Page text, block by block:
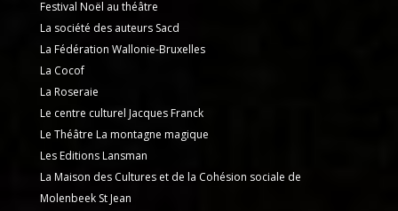
Festival Noël au théâtre
La société des auteurs Sacd
La Fédération Wallonie-Bruxelles
La Cocof
La Roseraie
Le centre culturel Jacques Franck
Le Théâtre La montagne magique
Les Editions Lansman
La Maison des Cultures et de la Cohésion sociale de
Molenbeek St Jean